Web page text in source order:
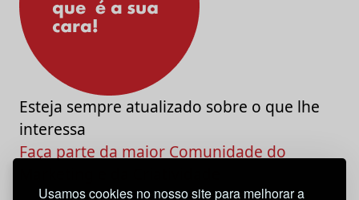
Usamos cookies no nosso site para melhorar a
Esteja sempre atualizado sobre o que lhe
interessa
Faça parte da maior Comunidade do